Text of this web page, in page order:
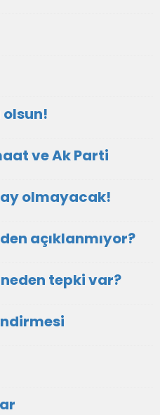
olsun!
ve Ak Parti
olmayacak!
açıklanmıyor?
tepki var?